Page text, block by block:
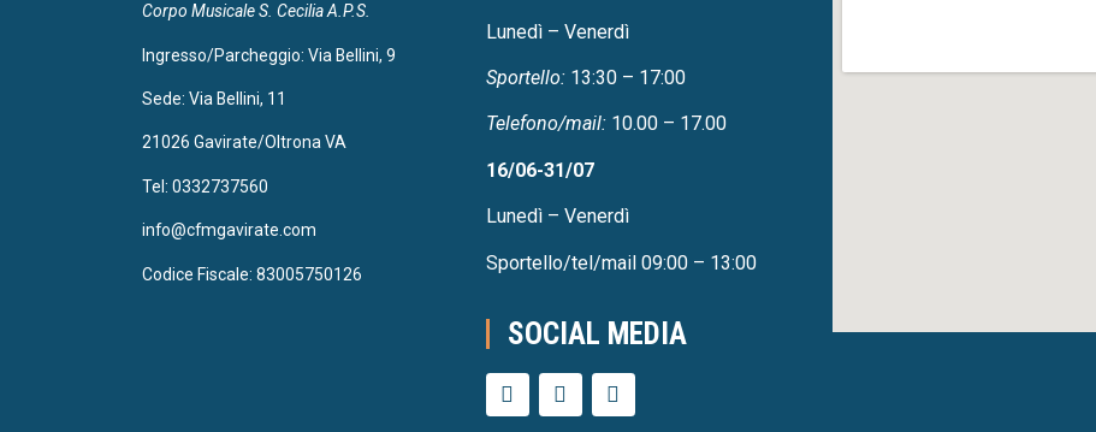
Corpo Musicale S. Cecilia A.P.S.
Ingresso/Parcheggio: Via Bellini, 9
Sede: Via Bellini, 11
21026 Gavirate/Oltrona VA
Tel: 0332737560
info@cfmgavirate.com
Codice Fiscale: 83005750126
Lunedì – Venerdì
Sportello:13:30 – 17:00
Telefono/mail:10.00 – 17.00
16/06-31/07
Lunedì – Venerdì
Sportello/tel/mail 09:00 – 13:00
SOCIAL MEDIA